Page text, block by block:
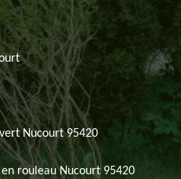
Nucourt 95420
rouleau Nucourt 95420